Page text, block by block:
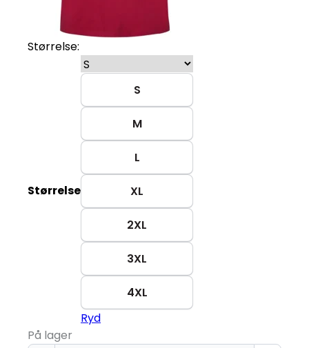
Størrelse:
Størrelse
S
M
L
XL
2XL
3XL
4XL
Ryd
På lager